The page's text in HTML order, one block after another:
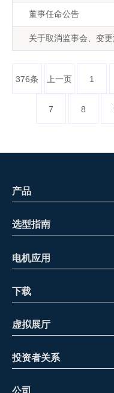
董事任命公告
关于取消监事会、变
376条 上一页 1
7 8
产品
选型指南
电机应用
下载
虚拟展厅
投资者关系